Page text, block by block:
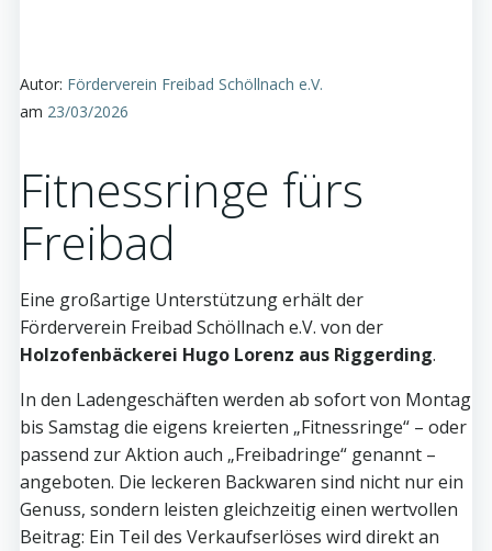
Autor: Förderverein Freibad Schöllnach e.V.
am 23/03/2026
Fitnessringe fürs
Freibad
Eine großartige Unterstützung erhält der
Förderverein Freibad Schöllnach e.V. von der
Holzofenbäckerei Hugo Lorenz aus Riggerding.
In den Ladengeschäften werden ab sofort von Montag
bis Samstag die eigens kreierten „Fitnessringe“ – oder
passend zur Aktion auch „Freibadringe“ genannt –
angeboten. Die leckeren Backwaren sind nicht nur ein
Genuss, sondern leisten gleichzeitig einen wertvollen
Beitrag: Ein Teil des Verkaufserlöses wird direkt an